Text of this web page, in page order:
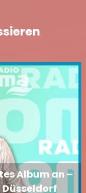
Album an –